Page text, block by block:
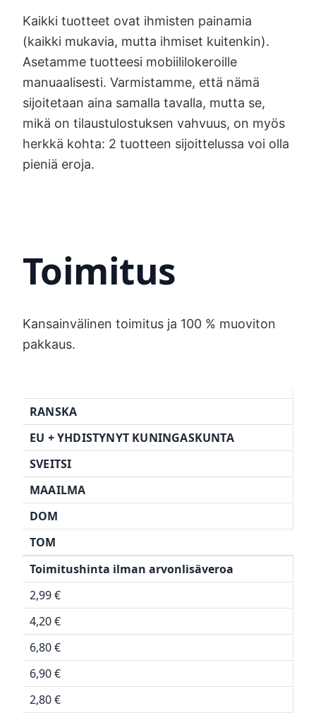
Kaikki tuotteet ovat ihmisten painamia
(kaikki mukavia, mutta ihmiset kuitenkin).
Asetamme tuotteesi mobiililokeroille
manuaalisesti. Varmistamme, että nämä
sijoitetaan aina samalla tavalla, mutta se,
mikä on tilaustulostuksen vahvuus, on myös
herkkä kohta: 2 tuotteen sijoittelussa voi olla
pieniä eroja.
Toimitus
Kansainvälinen toimitus ja 100 % muoviton
pakkaus.
RANSKA
EU + YHDISTYNYT KUNINGASKUNTA
SVEITSI
MAAILMA
DOM
TOM
Toimitushinta ilman arvonlisäveroa
2,99 €
4,20 €
6,80 €
6,90 €
2,80 €